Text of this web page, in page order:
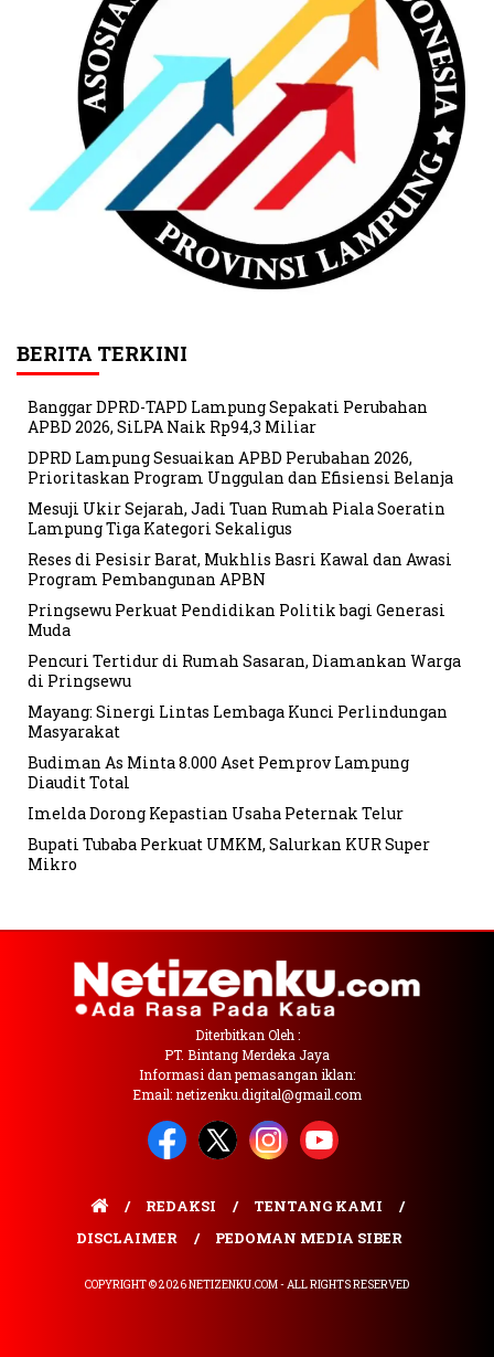
BERITA TERKINI
Banggar DPRD-TAPD Lampung Sepakati Perubahan
APBD 2026, SiLPA Naik Rp94,3 Miliar
DPRD Lampung Sesuaikan APBD Perubahan 2026,
Prioritaskan Program Unggulan dan Efisiensi Belanja
Mesuji Ukir Sejarah, Jadi Tuan Rumah Piala Soeratin
Lampung Tiga Kategori Sekaligus
Reses di Pesisir Barat, Mukhlis Basri Kawal dan Awasi
Program Pembangunan APBN
Pringsewu Perkuat Pendidikan Politik bagi Generasi
Muda
Pencuri Tertidur di Rumah Sasaran, Diamankan Warga
di Pringsewu
Mayang: Sinergi Lintas Lembaga Kunci Perlindungan
Masyarakat
Budiman As Minta 8.000 Aset Pemprov Lampung
Diaudit Total
Imelda Dorong Kepastian Usaha Peternak Telur
Bupati Tubaba Perkuat UMKM, Salurkan KUR Super
Mikro
Diterbitkan Oleh :
PT. Bintang Merdeka Jaya
Informasi dan pemasangan iklan:
Email: netizenku.digital@gmail.com
REDAKSI
TENTANG KAMI
DISCLAIMER
PEDOMAN MEDIA SIBER
COPYRIGHT © 2026 NETIZENKU.COM - ALL RIGHTS RESERVED